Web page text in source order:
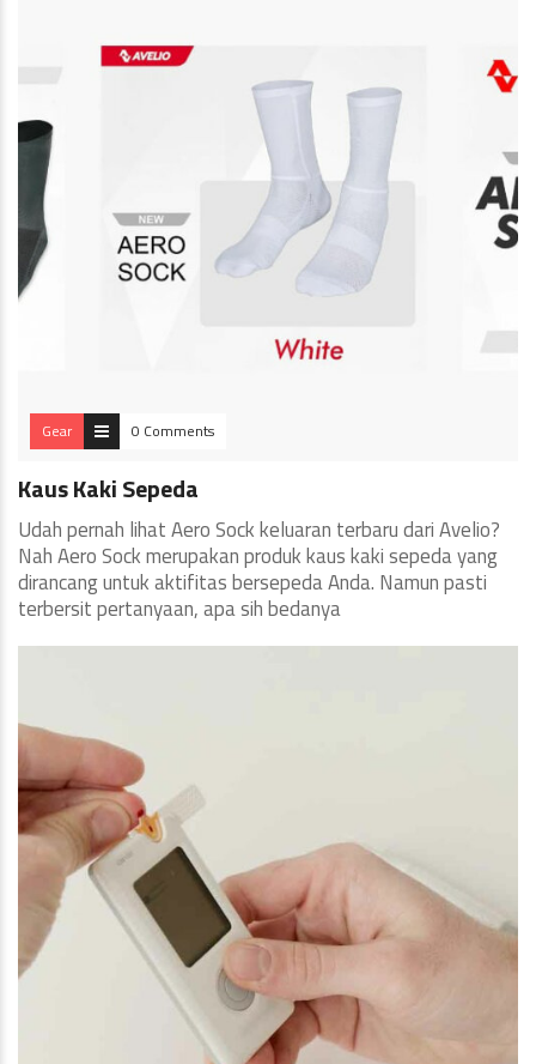
Gear 0 Comments
Kaus Kaki Sepeda
Udah pernah lihat Aero Sock keluaran terbaru dari Avelio?
Nah Aero Sock merupakan produk kaus kaki sepeda yang
dirancang untuk aktifitas bersepeda Anda. Namun pasti
terbersit pertanyaan, apa sih bedanya